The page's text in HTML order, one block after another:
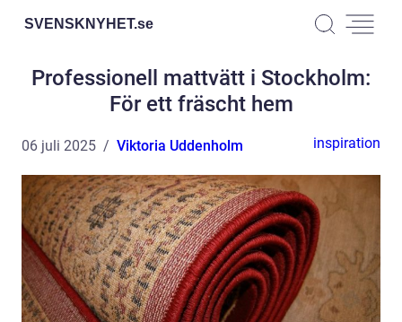
SVENSKNYHET.se
Professionell mattvätt i Stockholm:
För ett fräscht hem
06 juli 2025 Viktoria Uddenholm inspiration